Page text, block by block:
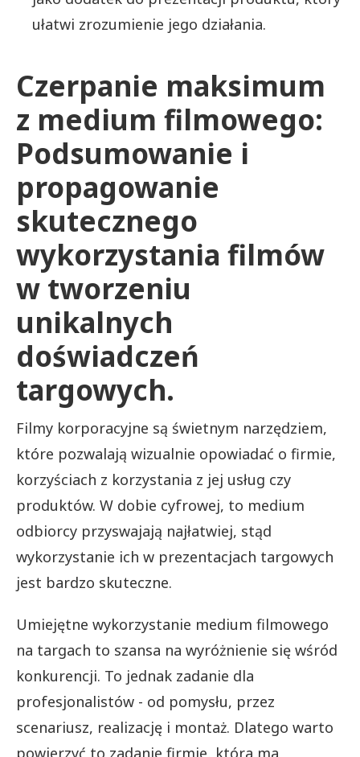
ułatwi zrozumienie jego działania.
Czerpanie maksimum
z medium filmowego:
Podsumowanie i
propagowanie
skutecznego
wykorzystania filmów
w tworzeniu
unikalnych
doświadczeń
targowych.
Filmy korporacyjne są świetnym narzędziem,
które pozwalają wizualnie opowiadać o firmie,
korzyściach z korzystania z jej usług czy
produktów. W dobie cyfrowej, to medium
odbiorcy przyswajają najłatwiej, stąd
wykorzystanie ich w prezentacjach targowych
jest bardzo skuteczne.
Umiejętne wykorzystanie medium filmowego
na targach to szansa na wyróżnienie się wśród
konkurencji. To jednak zadanie dla
profesjonalistów - od pomysłu, przez
scenariusz, realizację i montaż. Dlatego warto
powierzyć to zadanie firmie, która ma